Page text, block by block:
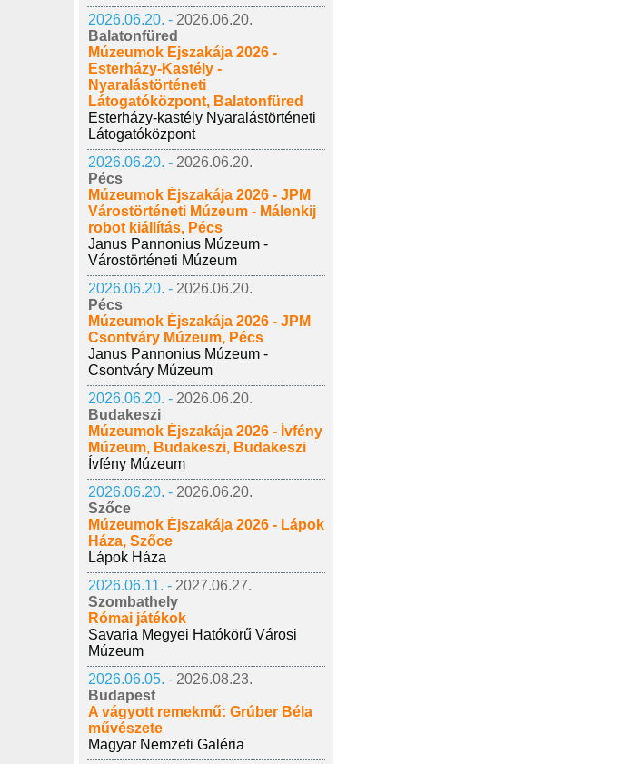
2026.06.20. - 2026.06.20.
Balatonfüred
Múzeumok Éjszakája 2026 -
Esterházy-Kastély -
Nyaralástörténeti
Látogatóközpont, Balatonfüred
Esterházy-kastély Nyaralástörténeti
Látogatóközpont
2026.06.20. - 2026.06.20.
Pécs
Múzeumok Éjszakája 2026 - JPM
Várostörténeti Múzeum - Málenkij
robot kiállítás, Pécs
Janus Pannonius Múzeum -
Várostörténeti Múzeum
2026.06.20. - 2026.06.20.
Pécs
Múzeumok Éjszakája 2026 - JPM
Csontváry Múzeum, Pécs
Janus Pannonius Múzeum -
Csontváry Múzeum
2026.06.20. - 2026.06.20.
Budakeszi
Múzeumok Éjszakája 2026 - Ívfény
Múzeum, Budakeszi, Budakeszi
Ívfény Múzeum
2026.06.20. - 2026.06.20.
Szőce
Múzeumok Éjszakája 2026 - Lápok
Háza, Szőce
Lápok Háza
2026.06.11. - 2027.06.27.
Szombathely
Római játékok
Savaria Megyei Hatókörű Városi
Múzeum
2026.06.05. - 2026.08.23.
Budapest
A vágyott remekmű: Grúber Béla
művészete
Magyar Nemzeti Galéria